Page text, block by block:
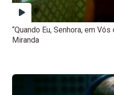
“Quando Eu, Senhora, em
Miranda